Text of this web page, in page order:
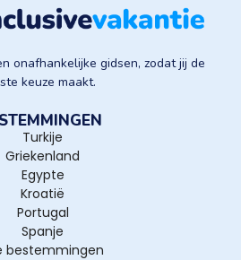
onafhankelijke gidsen, zodat jij de
keuze maakt.
Turkije
Griekenland
Egypte
Kroatië
Portugal
Spanje
bestemmingen